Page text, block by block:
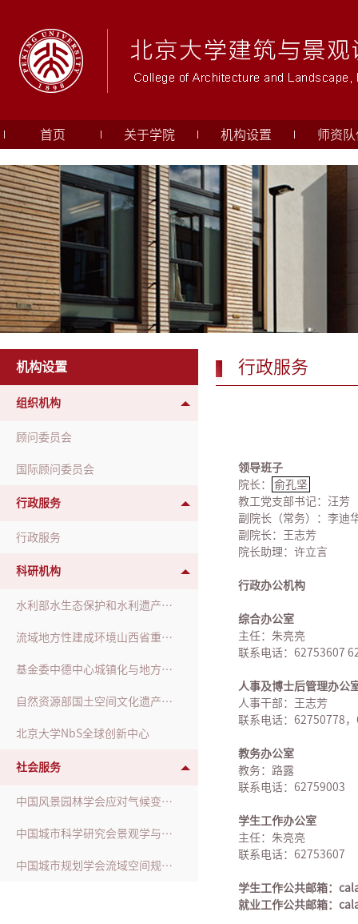
首页 关于学院 机构设置 师资队
机构设置
组织机构
顾问委员会
国际顾问委员会
行政服务
行政服务
科研机构
水利部水生态保护和水利遗产重点实验室
流域地方性建成环境山西省重点实验室
基金委中德中心城镇化与地方性合作小组
自然资源部国土空间文化遗产保护与再生工程技术创新中心
北京大学NbS全球创新中心
社会服务
中国风景园林学会应对气候变化工作委员会
中国城市科学研究会景观学与美丽中国建设专业委员会
中国城市规划学会流域空间规划分会
行政服务
领导班子
院长： 俞孔坚
教工党支部书记：汪芳
副院长（常务）：李迪
副院长：王志芳
院长助理：许立言
行政办公机构
综合办公室
主任：朱亮亮
联系电话：62753607
人事及博士后管理办公
人事干部：王志芳
联系电话：62750778
教务办公室
教务：路露
联系电话：62759003
学生工作办公室
主任：朱亮亮
联系电话：62753607
学生工作公共邮箱：
就业工作公共邮箱：